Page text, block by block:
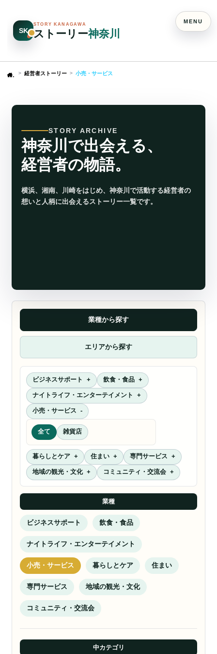
SK
STORY KANAGAWA
ストーリー神奈川
Home 経営者ストーリー 小売・サービス
STORY ARCHIVE
神奈川で出会える、
経営者の物語。
横浜、湘南、川崎をはじめ、神奈川で活動する経営者の
想いと人柄に出会えるストーリー一覧です。
業種から探す
エリアから探す
ビジネスサポート 飲食・食品
ナイトライフ・エンターテイメント
小売・サービス
全て 雑貨店
暮らしとケア 住まい 専門サービス
地域の観光・文化 コミュニティ・交流会
業種
ビジネスサポート 飲食・食品
ナイトライフ・エンターテイメント
小売・サービス 暮らしとケア 住まい
専門サービス 地域の観光・文化
コミュニティ・交流会
中カテゴリ
MENU